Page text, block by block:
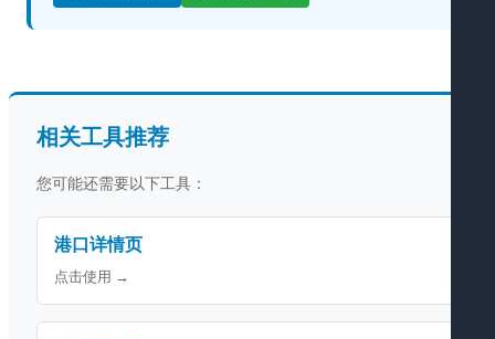
相关工具推荐
您可能还需要以下工具：
港口详情页
点击使用 →